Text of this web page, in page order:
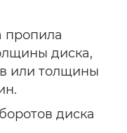
пропила
диска,
или толщины
диска